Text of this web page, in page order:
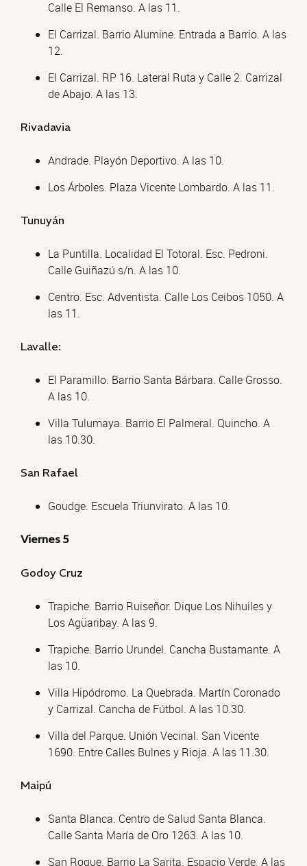
Calle El Remanso. A las 11.
El Carrizal. Barrio Alumine. Entrada a Barrio. A las
12.
El Carrizal. RP 16. Lateral Ruta y Calle 2. Carrizal
de Abajo. A las 13.
Rivadavia
Andrade. Playón Deportivo. A las 10.
Los Árboles. Plaza Vicente Lombardo. A las 11.
Tunuyán
La Puntilla. Localidad El Totoral. Esc. Pedroni.
Calle Guiñazú s/n. A las 10.
Centro. Esc. Adventista. Calle Los Ceibos 1050. A
las 11.
Lavalle:
El Paramillo. Barrio Santa Bárbara. Calle Grosso.
A las 10.
Villa Tulumaya. Barrio El Palmeral. Quincho. A
las 10.30.
San Rafael
Goudge. Escuela Triunvirato. A las 10.
Viernes 5
Godoy Cruz
Trapiche. Barrio Ruiseñor. Dique Los Nihuiles y
Los Agüaribay. A las 9.
Trapiche. Barrio Urundel. Cancha Bustamante. A
las 10.
Villa Hipódromo. La Quebrada. Martín Coronado
y Carrizal. Cancha de Fútbol. A las 10.30.
Villa del Parque. Unión Vecinal. San Vicente
1690. Entre Calles Bulnes y Rioja. A las 11.30.
Maipú
Santa Blanca. Centro de Salud Santa Blanca.
Calle Santa María de Oro 1263. A las 10.
San Roque. Barrio La Sarita. Espacio Verde. A las